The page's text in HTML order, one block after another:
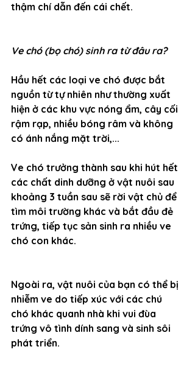
thậm chí dẫn đến cái chết.
Ve chó (bọ chó) sinh ra từ đâu ra?
Hầu hết các loại ve chó được bắt
nguồn từ tự nhiên như thường xuất
hiện ở các khu vực nóng ẩm, cây cối
rậm rạp, nhiều bóng râm và không
có ánh nắng mặt trời,...
Ve chó trưởng thành sau khi hút hết
các chất dinh dưỡng ở vật nuôi sau
khoảng 3 tuần sau sẽ rời vật chủ để
tìm môi trường khác và bắt đầu đẻ
trứng, tiếp tục sản sinh ra nhiều ve
chó con khác.
Ngoài ra, vật nuôi của bạn có thể bị
nhiễm ve do tiếp xúc với các chú
chó khác quanh nhà khi vui đùa
trứng vô tình dính sang và sinh sôi
phát triển.